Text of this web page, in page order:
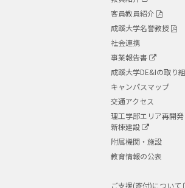
客員教員紹介
成蹊大学名誉教授
社会連携
事業報告書
成蹊大学DE&Iの取り
キャンパスマップ
交通アクセス
理工学部エリア再開
新棟建設
附属機関・施設
教育情報の公表
ご支援(寄付)について